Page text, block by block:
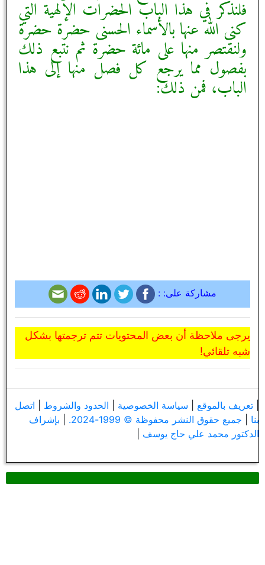
فلنذكر في هذا الباب الحضرات الإلهية التي
كنى الله عنها بالأسماء الحسنى حضرة حضرة
ولنقتصر منها على مائة حضرة ثم نتبع ذلك
بفصول مما يرجع كل فصل منها إلى هذا
الباب، فمن ذلك:
مشاركة على: :
يرجى ملاحظة أن بعض المحتويات تتم ترجمتها بشكل
شبه تلقائي!
تعريف بالموقع سياسة الخصوصية الحدود والشروط
اتصل
بنا
جميع حقوق النشر محفوظة © 1999-2024.
بإشراف
الدكتور محمد علي حاج يوسف